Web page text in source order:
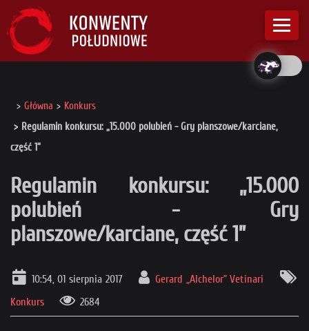
Główna
Konkurs
Regulamin konkursu: „15.000 polubień - Gry planszowe/karciane,
część 1”
Regulamin konkursu: „15.000
polubień - Gry
planszowe/karciane, część 1”
10:54, 01 sierpnia 2017
Gerard „Alchelor” Vetinari
Konkurs
2684